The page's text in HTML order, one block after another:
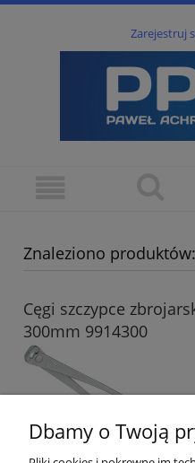
Zarejestruj
Znaleziono
Cęgi szczypce
300mm 9914300
Dbamy o Twoją